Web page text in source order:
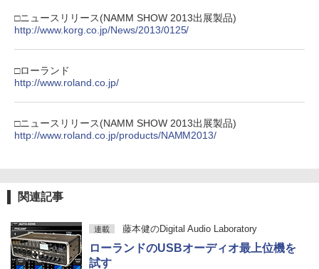
□ニュースリリース(NAMM SHOW 2013出展製品)
http://www.korg.co.jp/News/2013/0125/
□ローランド
http://www.roland.co.jp/
□ニュースリリース(NAMM SHOW 2013出展製品)
http://www.roland.co.jp/products/NAMM2013/
関連記事
連載 藤本健のDigital Audio Laboratory
ローランドのUSBオーディオ最上位機を
試す